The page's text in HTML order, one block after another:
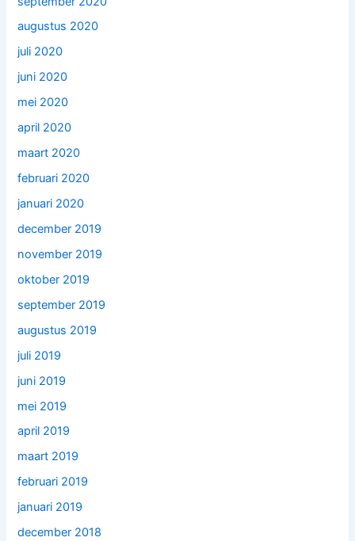
augustus 2020
juli 2020
juni 2020
mei 2020
april 2020
maart 2020
februari 2020
januari 2020
december 2019
november 2019
oktober 2019
september 2019
augustus 2019
juli 2019
juni 2019
mei 2019
april 2019
maart 2019
februari 2019
januari 2019
december 2018